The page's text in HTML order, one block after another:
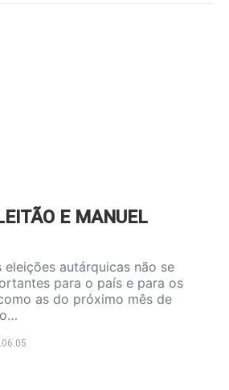
E MANUEL
eleições autárquicas não se
para o país e para os
as do próximo mês de